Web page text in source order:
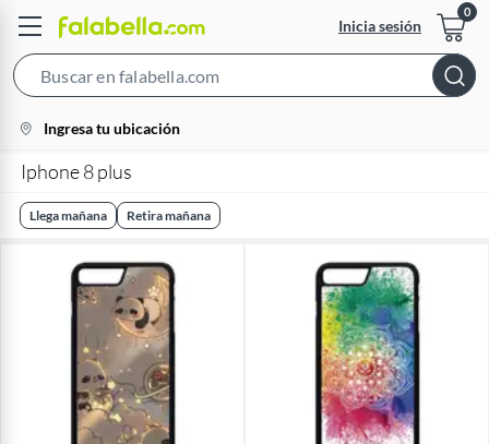
Inicia sesión
Bar
location-
icon
Ingresa tu ubicación
Iphone 8 plus
Llega mañana Retira mañana